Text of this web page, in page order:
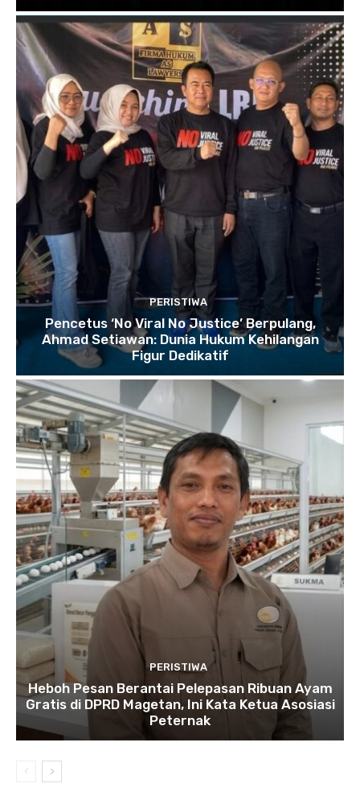
PERISTIWA
Pencetus ‘No Viral No Justice’ Berpulang,
Ahmad Setiawan: Dunia Hukum Kehilangan
Figur Dedikatif
PERISTIWA
Heboh Pesan Berantai Pelepasan Ribuan Ayam
Gratis di DPRD Magetan, Ini Kata Ketua Asosiasi
Peternak